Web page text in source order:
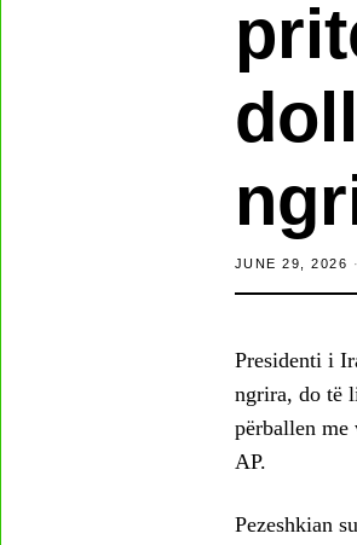
JUNE 29, 2026
Presidenti i
ngrira, do të
përballen
AP.
Pezeshkian